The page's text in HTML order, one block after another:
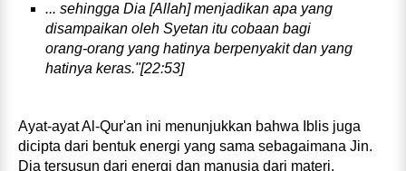
... sehingga Dia [Allah] menjadikan apa yang
disampaikan oleh Syetan itu cobaan bagi
orang‑orang yang hatinya berpenyakit dan yang
hatinya keras."[22:53]
Ayat‑ayat Al‑Qur'an ini menunjukkan bahwa Iblis juga
dicipta dari bentuk energi yang sama sebagaimana Jin.
Dia tersusun dari energi dan manusia dari materi.